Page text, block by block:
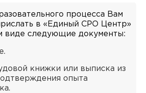
процесса Вам
в «Единый СРО Центр»
виде следующие документы:
книжки или выписка из
опыта